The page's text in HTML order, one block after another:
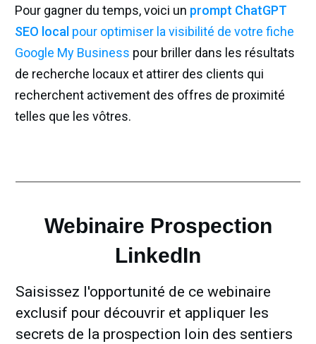
Pour gagner du temps, voici un prompt ChatGPT
SEO local pour optimiser la visibilité de votre fiche
Google My Business pour briller dans les résultats
de recherche locaux et attirer des clients qui
recherchent activement des offres de proximité
telles que les vôtres.
Webinaire Prospection
LinkedIn
Saisissez l'opportunité de ce webinaire
exclusif pour découvrir et appliquer les
secrets de la prospection loin des sentiers